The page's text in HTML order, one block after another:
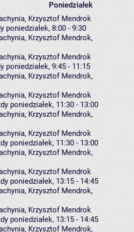
Poniedziałek
Krzysztof Mendrok
poniedziałek, 8:00 - 9:30
, Krzysztof Mendrok,
Krzysztof Mendrok
poniedziałek, 9:45 - 11:15
, Krzysztof Mendrok,
Krzysztof Mendrok
poniedziałek, 11:30 - 13:00
, Krzysztof Mendrok,
Krzysztof Mendrok
poniedziałek, 11:30 - 13:00
, Krzysztof Mendrok,
Krzysztof Mendrok
poniedziałek, 13:15 - 14:45
, Krzysztof Mendrok,
Krzysztof Mendrok
poniedziałek, 13:15 - 14:45
, Krzysztof Mendrok,